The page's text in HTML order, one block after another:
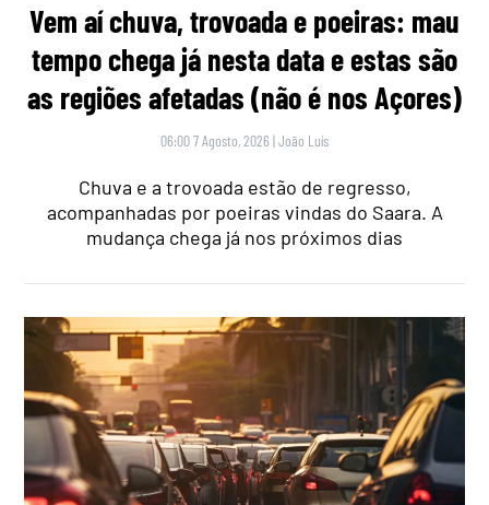
Vem aí chuva, trovoada e poeiras: mau
tempo chega já nesta data e estas são
as regiões afetadas (não é nos Açores)
06:00 7 Agosto, 2026 |João Luís
Chuva e a trovoada estão de regresso,
acompanhadas por poeiras vindas do Saara. A
mudança chega já nos próximos dias